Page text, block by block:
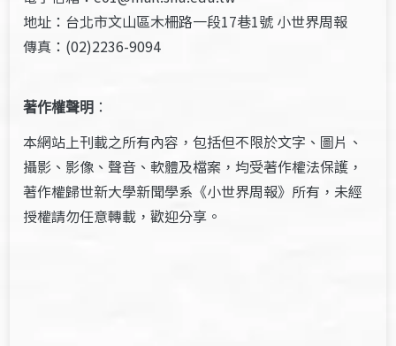
地址：台北市文山區木柵路一段17巷1號 小世界周報
傳真：(02)2236-9094
著作權聲明 ：
本網站上刊載之所有內容，包括但不限於文字、圖片、
攝影、影像、聲音、軟體及檔案，均受著作權法保護，
著作權歸世新大學新聞學系《小世界周報》所有，未經
授權請勿任意轉載，歡迎分享。